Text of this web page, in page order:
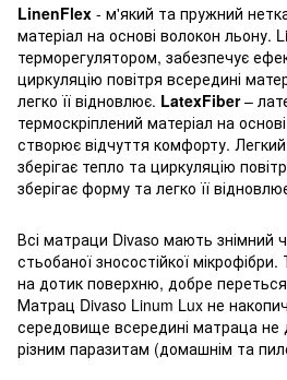
LinenFlex - м'який та пружний
матеріал на основі волокон льону.
терморегулятором, забезпечує
циркуляцію повітря всередині
легко її відновлює. LatexFiber–
термоскріплений матеріал на
створює відчуття комфорту.
зберігає тепло та циркуляцію
зберігає форму та легко її
Всі матраци Divaso мають знімний
стьобаної зносостійкої
на дотик поверхню, добре
Матрац Divaso Linum Lux не
середовище всередині матраца не
різним паразитам (домашнім та